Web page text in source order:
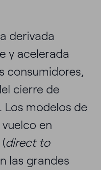
derivada
y acelerada
consumidores,
cierre de
modelos de
en
direct to
las grandes